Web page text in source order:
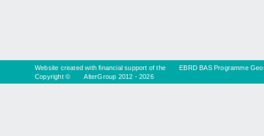
Website created with financial support of the
EBRD BAS Programme
Copyright ©
AlterGroup 2012 - 2026